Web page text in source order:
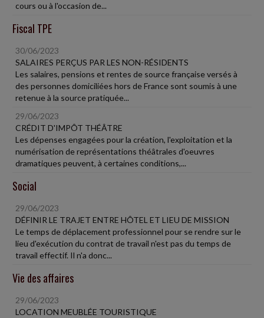
cours ou à l'occasion de...
Fiscal TPE
30/06/2023
SALAIRES PERÇUS PAR LES NON-RÉSIDENTS
Les salaires, pensions et rentes de source française versés à
des personnes domiciliées hors de France sont soumis à une
retenue à la source pratiquée...
29/06/2023
CRÉDIT D'IMPÔT THÉÂTRE
Les dépenses engagées pour la création, l'exploitation et la
numérisation de représentations théâtrales d'oeuvres
dramatiques peuvent, à certaines conditions,...
Social
29/06/2023
DÉFINIR LE TRAJET ENTRE HÔTEL ET LIEU DE MISSION
Le temps de déplacement professionnel pour se rendre sur le
lieu d'exécution du contrat de travail n'est pas du temps de
travail effectif. Il n'a donc...
Vie des affaires
29/06/2023
LOCATION MEUBLÉE TOURISTIQUE